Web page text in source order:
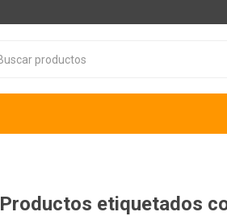
Productos etiquetados